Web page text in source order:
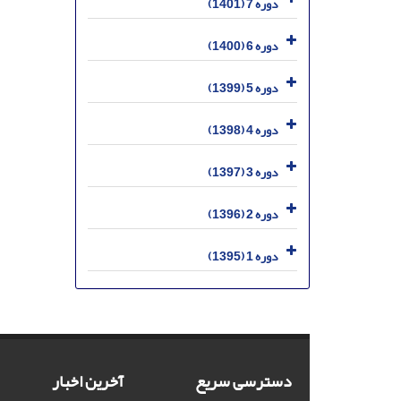
دوره 6 (1400)
دوره 5 (1399)
دوره 4 (1398)
دوره 3 (1397)
دوره 2 (1396)
دوره 1 (1395)
دسترسی سریع آخرین اخبار